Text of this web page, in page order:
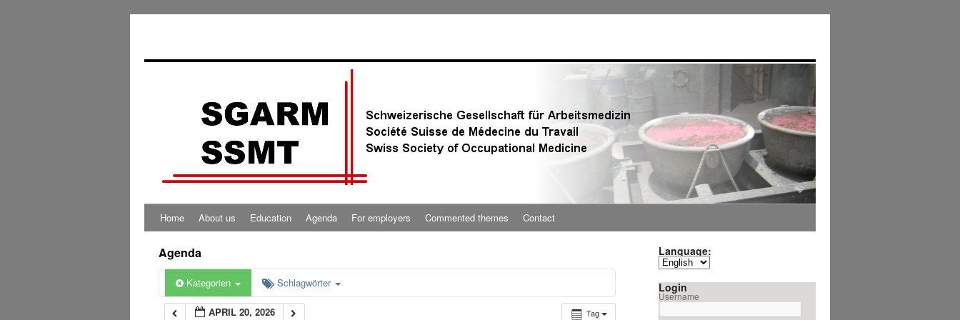
Home About us Education Agenda For employers Commented themes Contact
Agenda
Kategorien Schlagwörter
Tag
APRIL 20, 2026
1:00
5:00
Language:
Login
Username